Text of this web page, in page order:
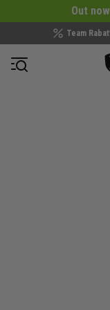
Out
Team
Navigation öffnen